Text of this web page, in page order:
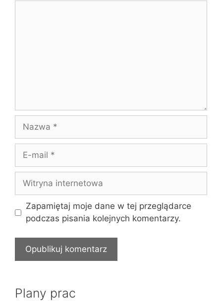
Nazwa
Witryna
internetowa
Zapamiętaj moje dane w tej przeglądarce
podczas pisania kolejnych komentarzy.
Plany prac